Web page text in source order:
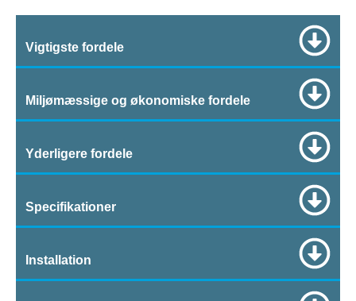
Vigtigste fordele
Miljømæssige og økonomiske fordele
Yderligere fordele
Specifikationer
Installation